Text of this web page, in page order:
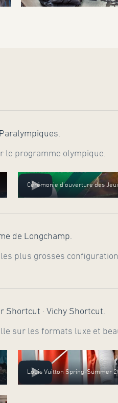
programme olympique.
Cérémonie d'ouverture des
de Longchamp.
plus grosses
Shortcut · Vichy Shortcut.
sur les formats luxe et
Louis Vuitton Spring-Summer